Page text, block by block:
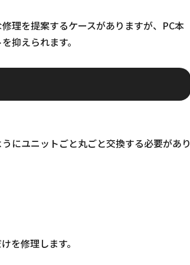
理を提案するケースがありますが、PC本
抑えられます。
にユニットごと丸ごと交換する必要があり
を修理します。